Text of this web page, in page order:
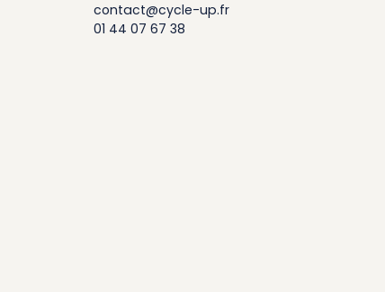
contact@cycle-up.fr
01 44 07 67 38